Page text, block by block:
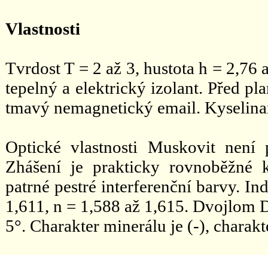
Vlastnosti
Tvrdost T = 2 až 3, hustota h =
tepelný a elektrický izolant. Před
tmavý nemagnetický email.
Optické vlastnosti Muskovit není
Zhášení je prakticky rovnoběžné
patrné pestré interferenční barvy.
1,611, n = 1,588 až 1,615. Dvojlom
5°. Charakter minerálu je (-),